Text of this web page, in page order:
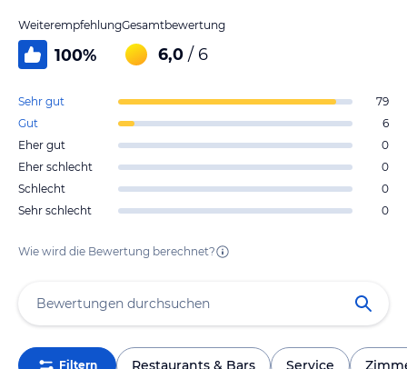
Weiterempfehlung
100%
Gesamtbewertung
6,0 / 6
Sehr gut
79
Gut
6
Eher gut
0
Eher schlecht
0
Schlecht
0
Sehr schlecht
0
Wie wird die Bewertung berechnet?
Filtern Restaurants & Bars Service